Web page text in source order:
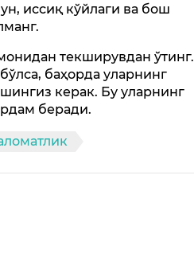
иссиқ кўйлаги ва бош
текширувдан ўтинг.
баҳорда уларнинг
керак. Бу уларнинг
беради.